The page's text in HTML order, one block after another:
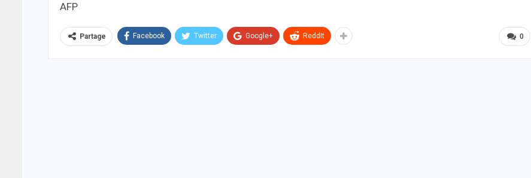
AFP
0
Partage Facebook Twitter Google+ ReddIt